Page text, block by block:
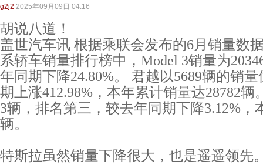
g2j2 2025年09月09日 04:16
胡说八道！
盖世汽车讯 根据乘联会发布的6月销量数
系轿车销量排行榜中，Model 3销量为
年同期下降24.80%。 君越以5689辆的销
期上涨412.98%，本年累计销量达28782辆
3辆，排名第三，较去年同期下降3.12%，
辆。
特斯拉虽然销量下降很大，也是遥遥领先